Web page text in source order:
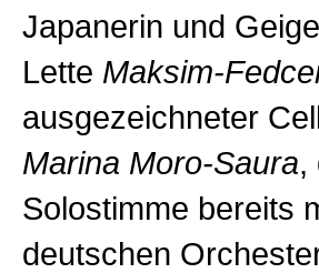
Japanerin und
Lette Maksim-
ausgezeichneter
Marina Moro-Saura,
Solostimme bereits
deutschen